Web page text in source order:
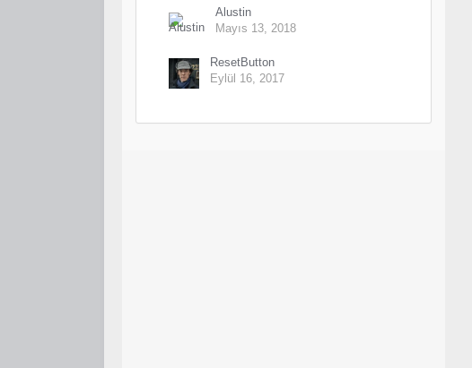
Alustin
Mayıs 13, 2018
ResetButton
Eylül 16, 2017